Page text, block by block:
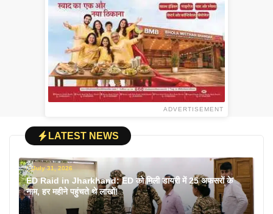
ADVERTISEMENT
LATEST NEWS
July 31, 2026
ED Raid in Jharkhand: ED को मिली डायरी में 25 अफसरों के
नाम, हर महीने पहुंचते थे लाखों!